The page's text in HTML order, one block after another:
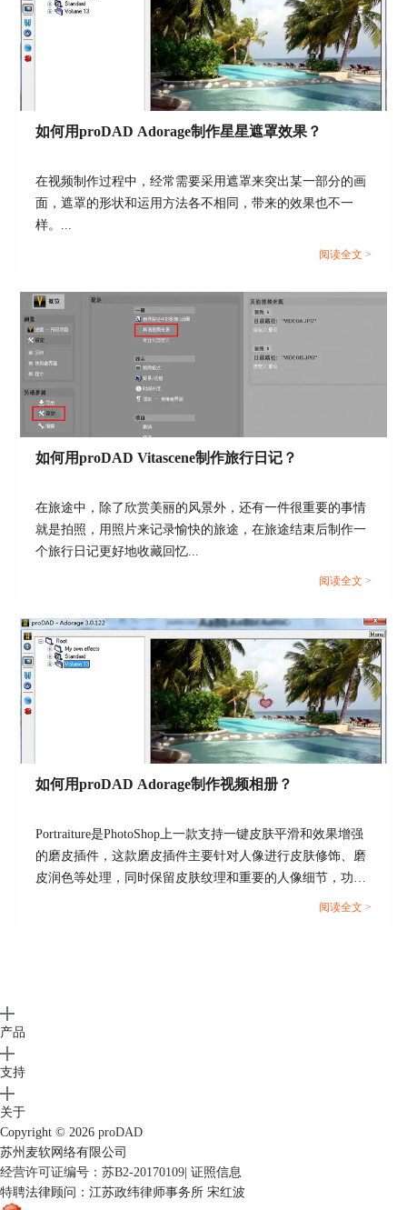
五、防抖相关设置
可以选择开启或关闭在视频中的各种防抖模式来实
现想要的处理效果，例如倾斜处理、重力效果，相
机限制器或者cmos（图像传感器）防抖等等。
图6：防抖相关设置
息。
如何用proDAD Adorage制作星星遮罩效果？
在视频制作过程中，经常需要采用遮罩来突出某一部分的画
面，遮罩的形状和运用方法各不相同，带来的效果也不一
样。...
阅读全文 >
如何用proDAD Vitascene制作旅行日记？
在旅途中，除了欣赏美丽的风景外，还有一件很重要的事情
就是拍照，用照片来记录愉快的旅途，在旅途结束后制作一
个旅行日记更好地收藏回忆...
阅读全文 >
如何用proDAD Adorage制作视频相册？
Portraiture是PhotoShop上一款支持一键皮肤平滑和效果增强
的磨皮插件，这款磨皮插件主要针对人像进行皮肤修饰、磨
皮润色等处理，同时保留皮肤纹理和重要的人像细节，功能
阅读全文 >
产品
支持
关于
Copyright © 2026 proDAD
苏州麦软网络有限公司
经营许可证编号：苏B2-20170109 证照信息
特聘法律顾问：江苏政纬律师事务所 宋红波